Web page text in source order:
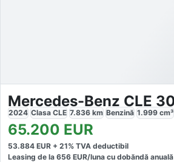
2024 Clasa CLE 7.836 km Benzină 1.999 cm³
65.200 EUR
53.884 EUR + 21% TVA deductibil
Leasing de la 656 EUR/luna cu dobăndă anuală